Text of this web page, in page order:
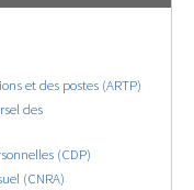
et des postes (ARTP)
des
(CDP)
(CNRA)